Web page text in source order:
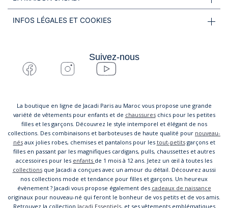
INFOS LÉGALES ET COOKIES
Suivez-nous
La boutique en ligne de Jacadi Paris au Maroc vous propose une grande
variété de vêtements pour enfants et de chaussureschics pour les petites
filles et les garçons. Découvrez le style intemporel et élégant de nos
collections. Des combinaisons et barboteuses de haute qualité pour nouveau-
nésaux jolies robes, chemises et pantalons pour les tout-petitsgarçons et
filles en passant par les magnifiques cardigans, pulls, chaussettes et autres
accessoires pour les enfants de 1 mois à 12 ans. Jetez un œil à toutes les
collectionsque Jacadi a conçues avec un amour du détail. Découvrez aussi
nos collections mode et tendance pour filles et garçons. Un heureux
évènement ? Jacadi vous propose également des cadeaux de naissance
originaux pour nouveau-né qui feront le bonheur de vos petits et de vos amis.
Retrouvez la collection Jacadi Essentiels, et ses vêtements emblématiques